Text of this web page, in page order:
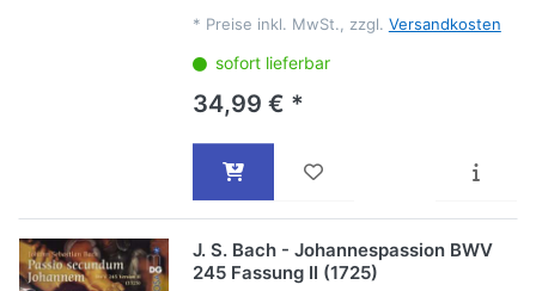
* Preise inkl. MwSt., zzgl. Versandkosten
sofort lieferbar
34,99 € *
J. S. Bach - Johannespassion BWV
245 Fassung II (1725)